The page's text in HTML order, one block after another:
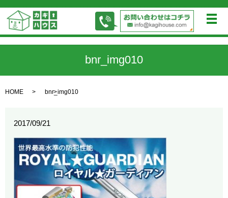
メ
bnr_img010
HOME bnr_img010
2017/09/21